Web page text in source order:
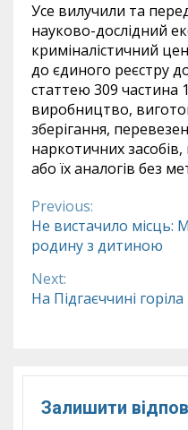
Усе вилучили та
науково-дослідний
криміналістичний
до єдиного реєстру
статтею 309 частина
виробництво,
зберігання,
наркотичних
або їх аналогів без
Continue
Reading
Previous:
Не вистачило місць:
родину з дитиною
Next:
На Підгаєччині
Залишити